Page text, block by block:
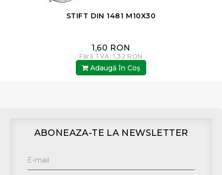
STIFT DIN 1481 M10X30
1,60 RON
Fără TVA: 1,32 RON
Adaugă în Coş
ABONEAZA-TE LA NEWSLETTER